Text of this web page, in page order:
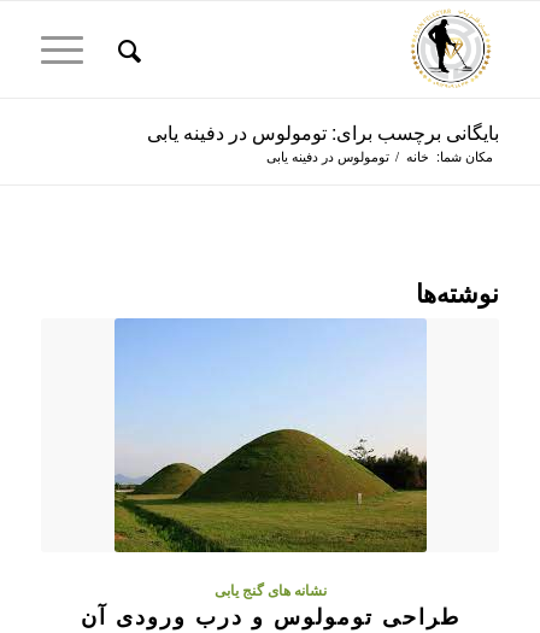
بایگانی برچسب برای: تومولوس در دفینه یابی
مکان شما: خانه / تومولوس در دفینه یابی
نوشته‌ها
نشانه های گنج یابی
طراحی تومولوس و درب ورودی آن